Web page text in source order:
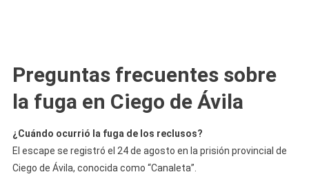
Preguntas frecuentes sobre
la fuga en Ciego de Ávila
¿Cuándo ocurrió la fuga de los reclusos?
El escape se registró el 24 de agosto en la prisión provincial de
Ciego de Ávila, conocida como “Canaleta”.